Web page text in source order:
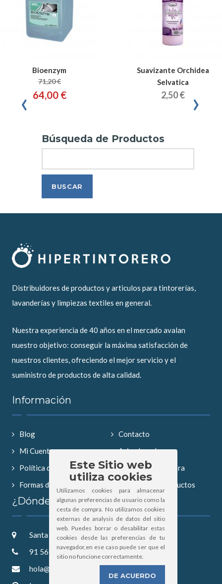
Bioenzym
71,20 €
64,00 €
Suavizante Orchidea
Selvatica
2,50 €
‹ ›
Búsqueda de Productos
Distribuidores de productos y articulos para tintorerías,
lavanderías y limpiezas textiles en general.
Nuestra experiencia de 40 años en el mercado avalan
nuestro objetivo: conseguir la máxima satisfacción de
nuestros clientes, ofreciendo el mejor servicio y el
suministro de productos de alta calidad.
Información
Blog
Contacto
Mi Cuenta
Aviso Legal
Política de Privacidad
Condiciones compra
Formas de Pago
Búsqueda de productos
¿Dónde Estamos?
Santa Saturnina 2, 28019 Madrid
91 569 52 57
hola@hipertintorero.com
Este Sitio web
utiliza cookies
Utilizamos cookies para almacenar
algunas preferencias de usuario como la
cesta de compra. No utilizamos cookies
externas de analysis de datos del sitio
web. Puedes borrar o desabilitar estas
cookies desde las preferencias de tu
navegador,en ese caso puede ser que el
sitio no funcione correctamente.
DE ACUERDO